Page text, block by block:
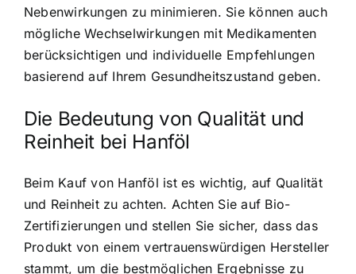
Nebenwirkungen zu minimieren. Sie können auch
mögliche Wechselwirkungen mit Medikamenten
berücksichtigen und individuelle Empfehlungen
basierend auf Ihrem Gesundheitszustand geben.
Die Bedeutung von Qualität und
Reinheit bei Hanföl
Beim Kauf von Hanföl ist es wichtig, auf Qualität
und Reinheit zu achten. Achten Sie auf Bio-
Zertifizierungen und stellen Sie sicher, dass das
Produkt von einem vertrauenswürdigen Hersteller
stammt, um die bestmöglichen Ergebnisse zu